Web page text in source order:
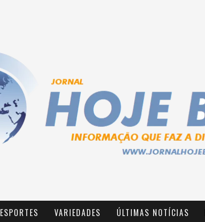
ESPORTES VARIEDADES ÚLTIMAS NOTÍCIAS